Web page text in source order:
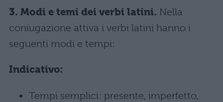
3. Modi e temi dei verbi latini. Nella
coniugazione attiva i verbi latini hanno i
seguenti modi e tempi:
Indicativo:
Tempi semplici: presente, imperfetto,